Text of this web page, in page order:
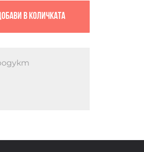
в количката